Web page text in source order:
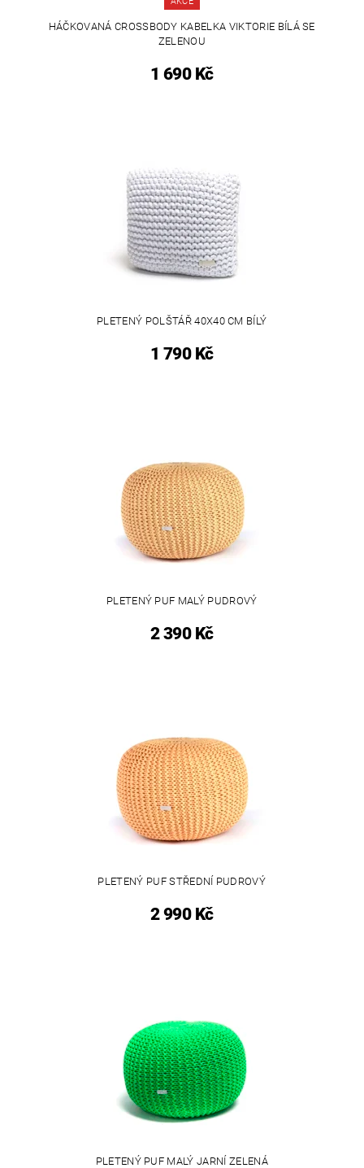
HÁČKOVANÁ CROSSBODY KABELKA VIKTORIE BÍLÁ SE
ZELENOU
1 690 Kč
PLETENÝ POLŠTÁŘ 40X40 CM BÍLÝ
1 790 Kč
PLETENÝ PUF MALÝ PUDROVÝ
2 390 Kč
PLETENÝ PUF STŘEDNÍ PUDROVÝ
2 990 Kč
PLETENÝ PUF MALÝ JARNÍ ZELENÁ